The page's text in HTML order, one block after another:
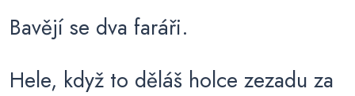
Bavějí se dva faráři.
Hele, když to děláš holce zezadu za